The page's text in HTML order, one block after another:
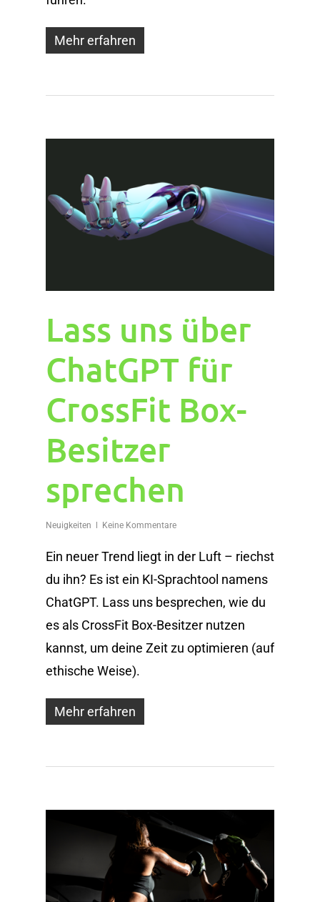
Mehr erfahren
Lass uns über
ChatGPT für
CrossFit Box-
Besitzer
sprechen
Neuigkeiten Keine Kommentare
Ein neuer Trend liegt in der Luft – riechst
du ihn? Es ist ein KI-Sprachtool namens
ChatGPT. Lass uns besprechen, wie du
es als CrossFit Box-Besitzer nutzen
kannst, um deine Zeit zu optimieren (auf
ethische Weise).
Mehr erfahren